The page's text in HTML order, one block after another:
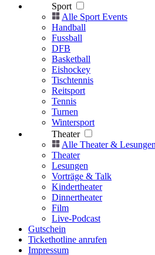
Sport
Alle Sport Events
Handball
Fussball
DFB
Basketball
Eishockey
Tischtennis
Reitsport
Tennis
Turnen
Wintersport
Theater
Alle Theater &
Theater
Lesungen
Vorträge & Talk
Kindertheater
Dinnertheater
Film
Live-Podcast
Gutschein
Tickethotline anrufen
Impressum